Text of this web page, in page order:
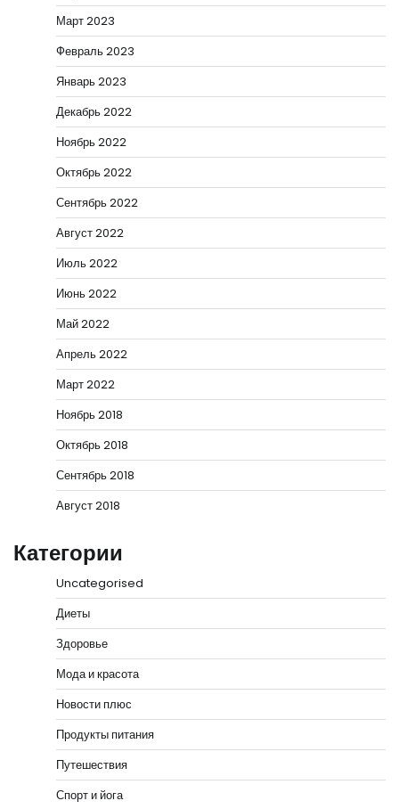
Март 2023
Февраль 2023
Январь 2023
Декабрь 2022
Ноябрь 2022
Октябрь 2022
Сентябрь 2022
Август 2022
Июль 2022
Июнь 2022
Май 2022
Апрель 2022
Март 2022
Ноябрь 2018
Октябрь 2018
Сентябрь 2018
Август 2018
Категории
Uncategorised
Диеты
Здоровье
Мода и красота
Новости плюс
Продукты питания
Путешествия
Спорт и йога